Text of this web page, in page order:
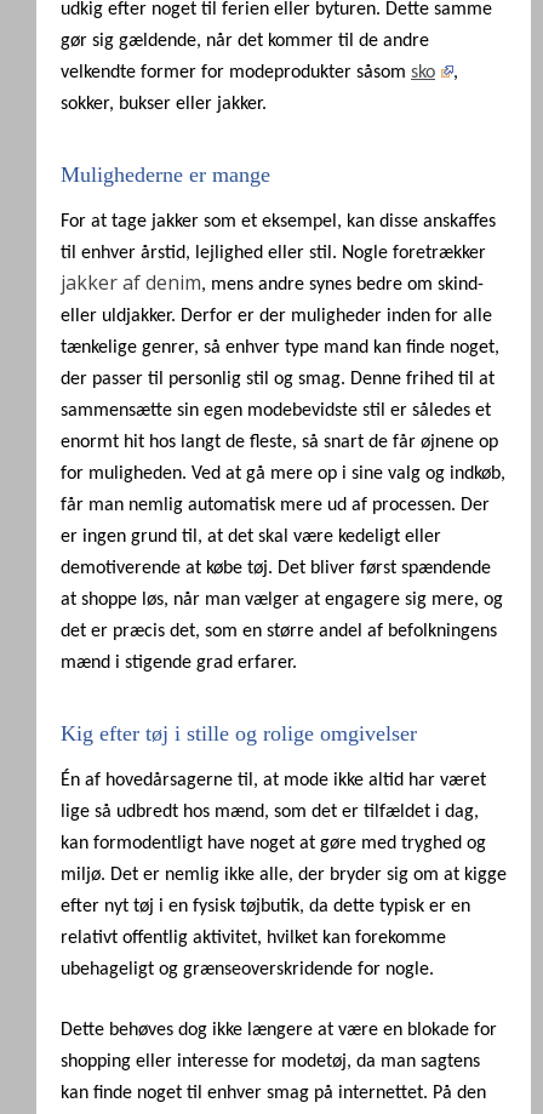
udkig efter noget til ferien eller byturen. Dette samme
gør sig gældende, når det kommer til de andre
velkendte former for modeprodukter såsom sko
,
sokker, bukser eller jakker.
Mulighederne er mange
For at tage jakker som et eksempel, kan disse anskaffes
til enhver årstid, lejlighed eller stil. Nogle foretrækker
jakker af denim, mens andre synes bedre om skind-
eller uldjakker. Derfor er der muligheder inden for alle
tænkelige genrer, så enhver type mand kan finde noget,
der passer til personlig stil og smag. Denne frihed til at
sammensætte sin egen modebevidste stil er således et
enormt hit hos langt de fleste, så snart de får øjnene op
for muligheden. Ved at gå mere op i sine valg og indkøb,
får man nemlig automatisk mere ud af processen. Der
er ingen grund til, at det skal være kedeligt eller
demotiverende at købe tøj. Det bliver først spændende
at shoppe løs, når man vælger at engagere sig mere, og
det er præcis det, som en større andel af befolkningens
mænd i stigende grad erfarer.
Kig efter tøj i stille og rolige omgivelser
Én af hovedårsagerne til, at mode ikke altid har været
lige så udbredt hos mænd, som det er tilfældet i dag,
kan formodentligt have noget at gøre med tryghed og
miljø. Det er nemlig ikke alle, der bryder sig om at kigge
efter nyt tøj i en fysisk tøjbutik, da dette typisk er en
relativt offentlig aktivitet, hvilket kan forekomme
ubehageligt og grænseoverskridende for nogle.
Dette behøves dog ikke længere at være en blokade for
shopping eller interesse for modetøj, da man sagtens
kan finde noget til enhver smag på internettet. På den